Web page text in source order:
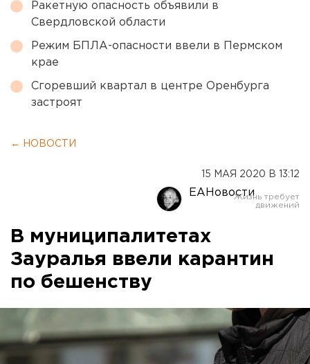
Ракетную опасность объявили в
Свердловской области
Режим БПЛА-опасности ввели в Пермском
крае
Сгоревший квартал в центре Оренбурга
застроят
← НОВОСТИ
15 МАЯ 2020 В 13:12
ЕАНовости
В муниципалитетах
Зауралья ввели карантин
по бешенству